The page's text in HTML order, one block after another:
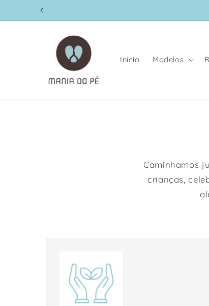
para o
conteúdo
Início Modelos
Caminhamos
crianças,